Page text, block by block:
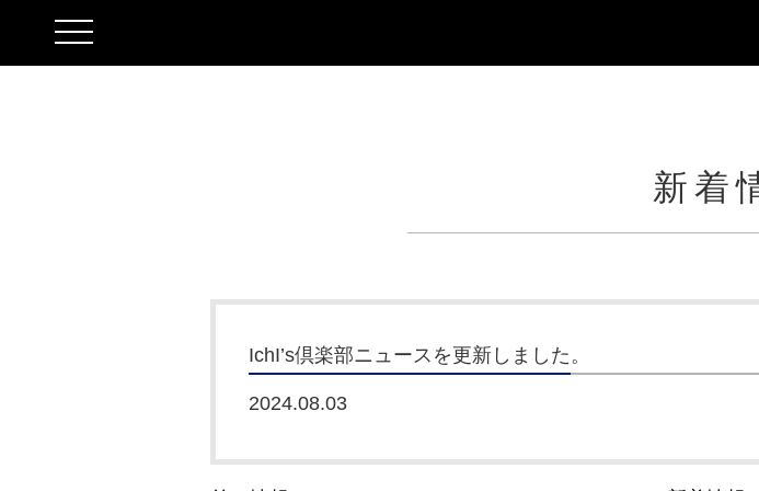
toggle
navigation
新着
IchI’s倶楽部ニュースを更新しました。
2024.08.03